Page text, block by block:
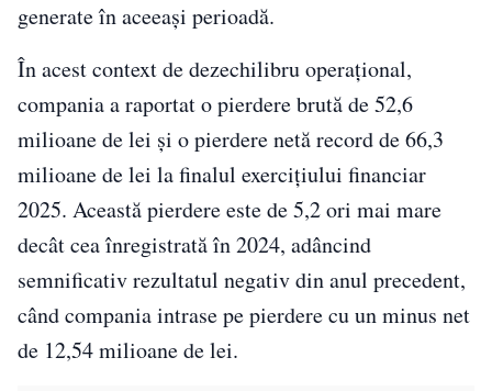
generate în aceeași perioadă.
În acest context de dezechilibru operațional,
compania a raportat o pierdere brută de 52,6
milioane de lei și o pierdere netă record de 66,3
milioane de lei la finalul exercițiului financiar
2025. Această pierdere este de 5,2 ori mai mare
decât cea înregistrată în 2024, adâncind
semnificativ rezultatul negativ din anul precedent,
când compania intrase pe pierdere cu un minus net
de 12,54 milioane de lei.